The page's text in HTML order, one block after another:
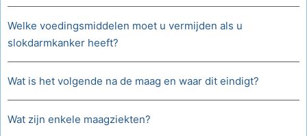
Welke voedingsmiddelen moet u vermijden als u
slokdarmkanker heeft?
Wat is het volgende na de maag en waar dit eindigt?
Wat zijn enkele maagziekten?